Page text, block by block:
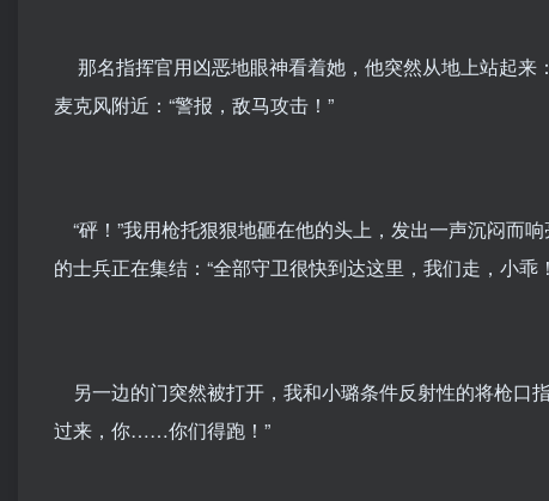
那名指挥官用凶恶地眼神看着她，他突然从地上站起来
麦克风附近：“警报，敌马攻击！”
“砰！”我用枪托狠狠地砸在他的头上，发出一声沉闷而
的士兵正在集结：“全部守卫很快到达这里，我们走，小乖
另一边的门突然被打开，我和小璐条件反射性的将枪
过来，你……你们得跑！”